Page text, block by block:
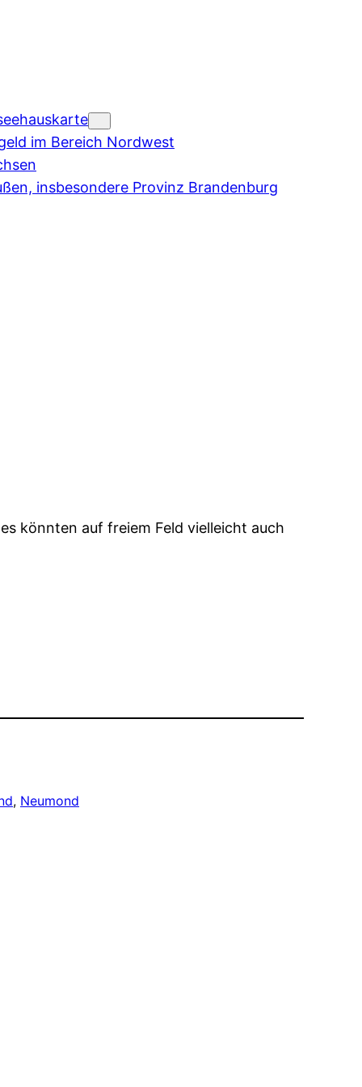
im Bereich Nordwest
insbesondere Provinz Brandenburg
könnten auf freiem Feld vielleicht auch
, Neumond